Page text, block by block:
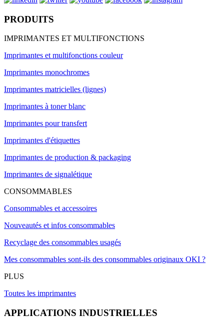
PRODUITS
IMPRIMANTES ET MULTIFONCTIONS
Imprimantes et multifonctions couleur
Imprimantes monochromes
Imprimantes matricielles (lignes)
Imprimantes à toner blanc
Imprimantes pour transfert
Imprimantes d'étiquettes
Imprimantes de production & packaging
Imprimantes de signalétique
CONSOMMABLES
Consommables et accessoires
Nouveautés et infos consommables
Recyclage des consommables usagés
Mes consommables sont-ils des consommables originaux OKI ?
PLUS
Toutes les imprimantes
APPLICATIONS INDUSTRIELLES